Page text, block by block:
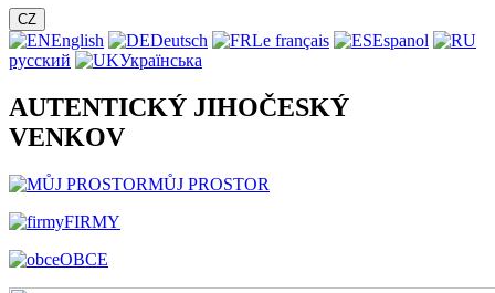
CZ
English Deutsch Le français
Espanol
русский
Українська
AUTENTICKÝ JIHOČESKÝ
VENKOV
MŮJ PROSTOR
FIRMY
OBCE